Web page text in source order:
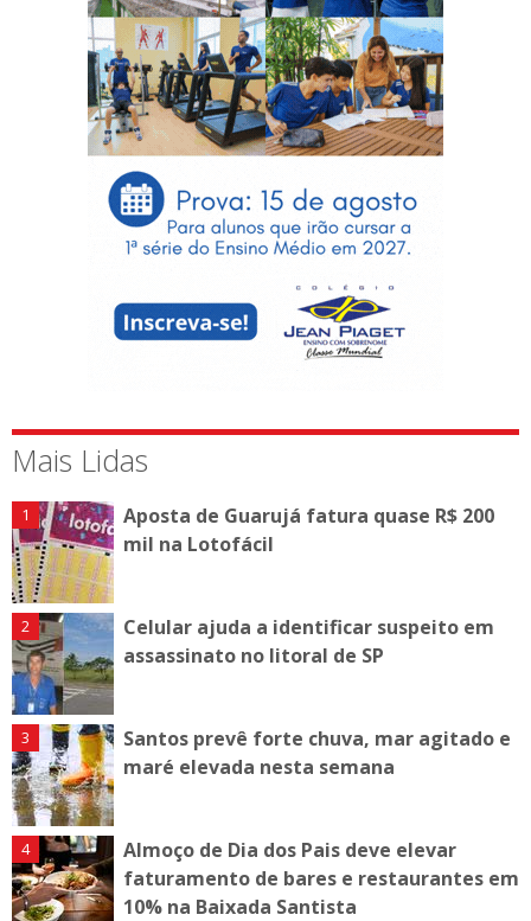
Mais Lidas
Aposta de Guarujá fatura quase R$ 200
mil na Lotofácil
Celular ajuda a identificar suspeito em
assassinato no litoral de SP
Santos prevê forte chuva, mar agitado e
maré elevada nesta semana
Almoço de Dia dos Pais deve elevar
faturamento de bares e restaurantes em
10% na Baixada Santista